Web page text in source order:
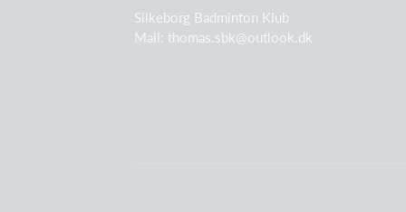
Silkeborg Badminton Klub
Mail: thomas.sbk@outlook.dk